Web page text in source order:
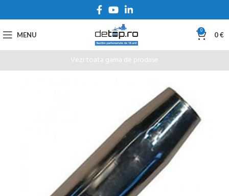
MENU 0 0€
Vezi toata gama de produse